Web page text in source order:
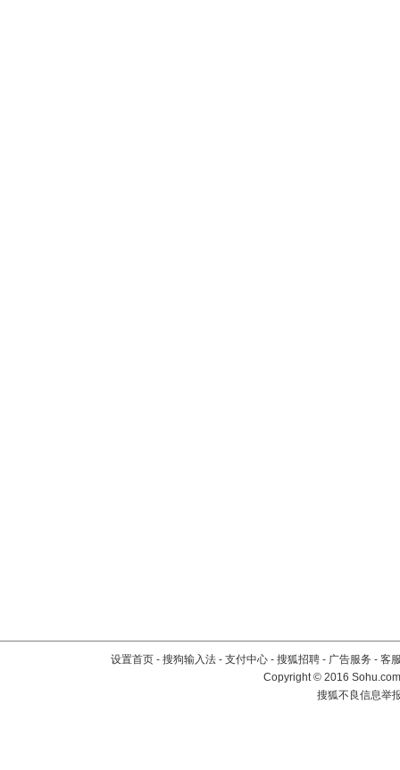
设置首页 - 搜狗输入法 - 支付中心 - 搜狐招聘 - 广告服务 - 客
Copyright©2016
搜狐不良信息举